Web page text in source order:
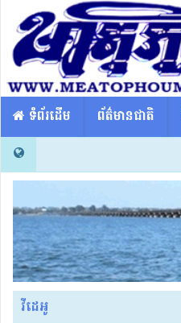
​​ ទំព័រដើម ព័ត៌មានជាតិ
វីដេអូ